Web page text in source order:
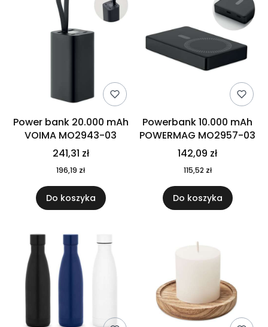
Power bank 20.000 mAh
VOIMA MO2943-03
241,31 zł
196,19 zł
Do koszyka
Powerbank 10.000 mAh
POWERMAG MO2957-03
142,09 zł
115,52 zł
Do koszyka